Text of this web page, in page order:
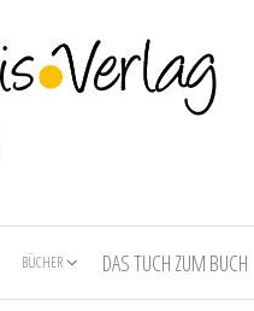
BÜCHER DAS TUCH ZUM BUCH